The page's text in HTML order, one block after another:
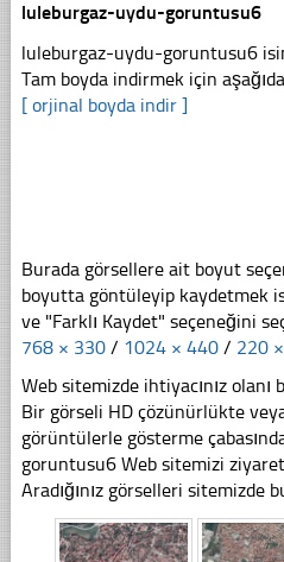
luleburgaz-uydu-goruntusu6
luleburgaz-uydu-goruntusu6
Tam boyda indirmek için
[ orjinal boyda indir ]
Burada görsellere ait boyut
boyutta göntüleyip kaydetmek
ve "Farklı Kaydet" seçeneğini
768 × 330 / 1024 × 440 / 220
Web sitemizde ihtiyacınız
Bir görseli HD çözünürlükte
görüntülerle gösterme
goruntusu6 Web sitemizi
Aradığınız görselleri sitemizde